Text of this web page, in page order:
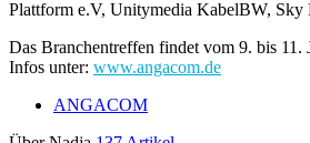
Plattform e.V, Unitymedia KabelBW, Sky
Das Branchentreffen findet vom 9. bis 11.
Infos unter: www.angacom.de
ANGACOM